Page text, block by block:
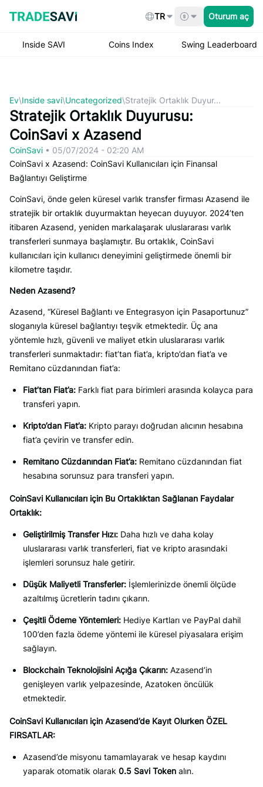
content
TR Oturum aç
Inside SAVI Coins Index Swing Leaderboard
Ev\Inside savi\Uncategorized\Stratejik Ortaklık Duyur...
Stratejik Ortaklık Duyurusu:
CoinSavi x Azasend
CoinSavi • 05/07/2024 - 02:20 AM
CoinSavi x Azasend: CoinSavi Kullanıcıları için Finansal
Bağlantıyı Geliştirme
CoinSavi, önde gelen küresel varlık transfer firması Azasend ile
stratejik bir ortaklık duyurmaktan heyecan duyuyor. 2024’ten
itibaren Azasend, yeniden markalaşarak uluslararası varlık
transferleri sunmaya başlamıştır. Bu ortaklık, CoinSavi
kullanıcıları için kullanıcı deneyimini geliştirmede önemli bir
kilometre taşıdır.
Neden Azasend?
Azasend, “Küresel Bağlantı ve Entegrasyon için Pasaportunuz”
sloganıyla küresel bağlantıyı teşvik etmektedir. Üç ana
yöntemle hızlı, güvenli ve maliyet etkin uluslararası varlık
transferleri sunmaktadır: fiat’tan fiat’a, kripto’dan fiat’a ve
Remitano cüzdanından fiat’a:
Fiat’tan Fiat’a: Farklı fiat para birimleri arasında kolayca para
transferi yapın.
Kripto’dan Fiat’a: Kripto parayı doğrudan alıcının hesabına
fiat’a çevirin ve transfer edin.
Remitano Cüzdanından Fiat’a: Remitano cüzdanından fiat
hesabına sorunsuz para transferi yapın.
CoinSavi Kullanıcıları için Bu Ortaklıktan Sağlanan Faydalar
Ortaklık:
Geliştirilmiş Transfer Hızı: Daha hızlı ve daha kolay
uluslararası varlık transferleri, fiat ve kripto arasındaki
işlemleri sorunsuz hale getirir.
Düşük Maliyetli Transferler: İşlemlerinizde önemli ölçüde
azaltılmış ücretlerin tadını çıkarın.
Çeşitli Ödeme Yöntemleri: Hediye Kartları ve PayPal dahil
100’den fazla ödeme yöntemi ile küresel piyasalara erişim
sağlayın.
Blockchain Teknolojisini Açığa Çıkarın: Azasend’in
genişleyen varlık yelpazesinde, Azatoken öncülük
etmektedir.
CoinSavi Kullanıcıları için Azasend’de Kayıt Olurken ÖZEL
FIRSATLAR:
Azasend’de misyonu tamamlayarak ve hesap kaydını
yaparak otomatik olarak 0.5 Savi Token alın.